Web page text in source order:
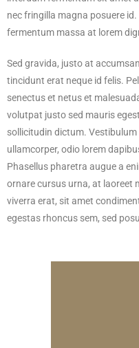
nec fringilla magna posuere
fermentum massa at lorem
Sed gravida, justo at
tincidunt erat neque id felis.
senectus et netus et
volutpat justo sed mauris
sollicitudin dictum.
ullamcorper, odio lorem
Phasellus pharetra augue a
ornare cursus urna, at laoreet
viverra erat, sit amet
egestas rhoncus sem, sed